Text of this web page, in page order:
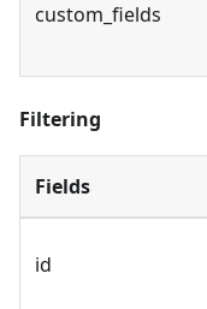
custom_fields
Filtering
Fields
id